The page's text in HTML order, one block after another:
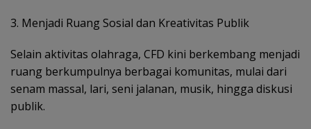
3. Menjadi Ruang Sosial dan Kreativitas Publik
Selain aktivitas olahraga, CFD kini berkembang menjadi
ruang berkumpulnya berbagai komunitas, mulai dari
senam massal, lari, seni jalanan, musik, hingga diskusi
publik.